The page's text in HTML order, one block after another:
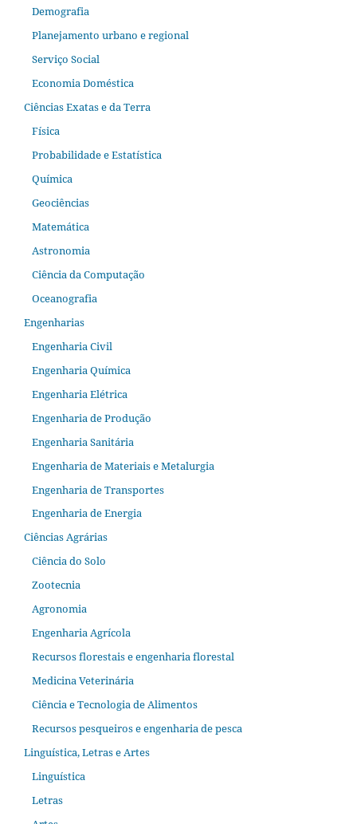
Demografia
Planejamento urbano e regional
Serviço Social
Economia Doméstica
Ciências Exatas e da Terra
Física
Probabilidade e Estatística
Química
Geociências
Matemática
Astronomia
Ciência da Computação
Oceanografia
Engenharias
Engenharia Civil
Engenharia Química
Engenharia Elétrica
Engenharia de Produção
Engenharia Sanitária
Engenharia de Materiais e Metalurgia
Engenharia de Transportes
Engenharia de Energia
Ciências Agrárias
Ciência do Solo
Zootecnia
Agronomia
Engenharia Agrícola
Recursos florestais e engenharia florestal
Medicina Veterinária
Ciência e Tecnologia de Alimentos
Recursos pesqueiros e engenharia de pesca
Linguística, Letras e Artes
Linguística
Letras